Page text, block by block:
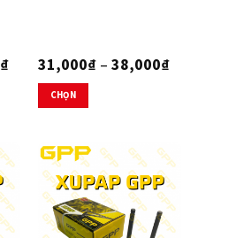
₫Khoảng
32,000₫
39,000₫
31,000₫ – 38,000₫Khoảng
CHỌN
này
có
nhiều
biến
thể.